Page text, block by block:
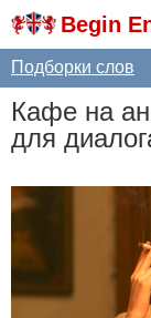
Begin
Подборки слов
Кафе на
для